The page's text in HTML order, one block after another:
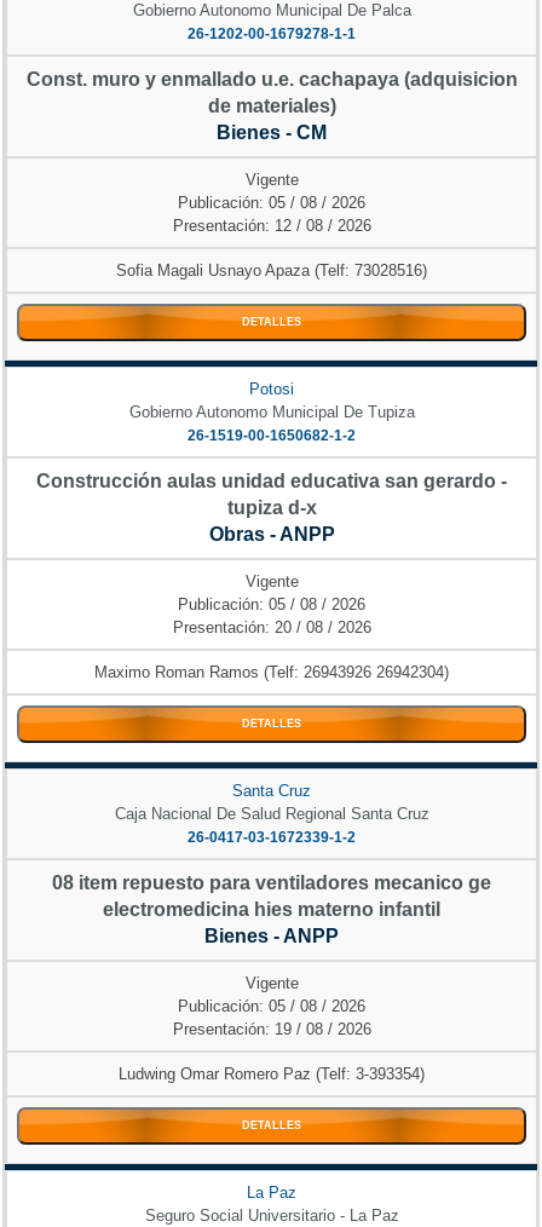
Gobierno Autonomo Municipal De Palca
26-1202-00-1679278-1-1
Const. muro y enmallado u.e. cachapaya (adquisicion
de materiales)
Bienes - CM
Vigente
Publicación: 05 / 08 / 2026
Presentación: 12 / 08 / 2026
Sofia Magali Usnayo Apaza (Telf: 73028516)
DETALLES
Potosi
Gobierno Autonomo Municipal De Tupiza
26-1519-00-1650682-1-2
Construcción aulas unidad educativa san gerardo -
tupiza d-x
Obras - ANPP
Vigente
Publicación: 05 / 08 / 2026
Presentación: 20 / 08 / 2026
Maximo Roman Ramos (Telf: 26943926 26942304)
DETALLES
Santa Cruz
Caja Nacional De Salud Regional Santa Cruz
26-0417-03-1672339-1-2
08 item repuesto para ventiladores mecanico ge
electromedicina hies materno infantil
Bienes - ANPP
Vigente
Publicación: 05 / 08 / 2026
Presentación: 19 / 08 / 2026
Ludwing Omar Romero Paz (Telf: 3-393354)
DETALLES
La Paz
Seguro Social Universitario - La Paz